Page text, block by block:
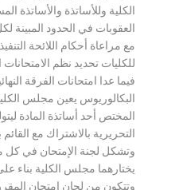
الكلية وللأساتذة والأساتذة
العقوبات في الحدود المبينة
مع مراعاة أحكام اللائحة
للكليات تحديد نظم الامتحانات
فيما عدا امتحانات الفرقة
البكالوريوس يعين مجلس
المختص أحد أساتذة المادة
التحريرية بالاشتراك مع القائم
وتشكل لجنة الإمتحان في
يختارهما مجلس الكلية بناء
وتتكون من لجان إمتحان